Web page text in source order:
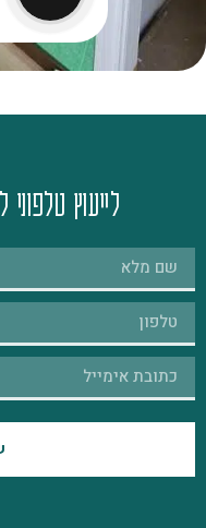
לייעוץ